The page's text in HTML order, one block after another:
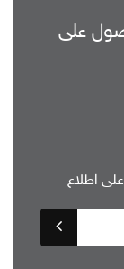
على
على اطلاع